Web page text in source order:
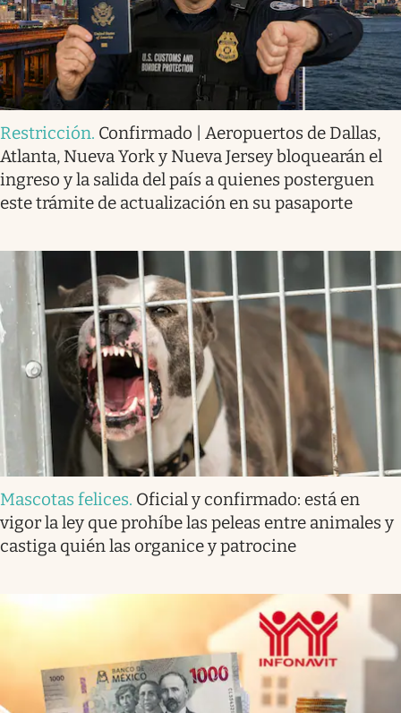
Restricción. Confirmado | Aeropuertos de Dallas,
Atlanta, Nueva York y Nueva Jersey bloquearán el
ingreso y la salida del país a quienes posterguen
este trámite de actualización en su pasaporte
Mascotas felices. Oficial y confirmado: está en
vigor la ley que prohíbe las peleas entre animales y
castiga quién las organice y patrocine